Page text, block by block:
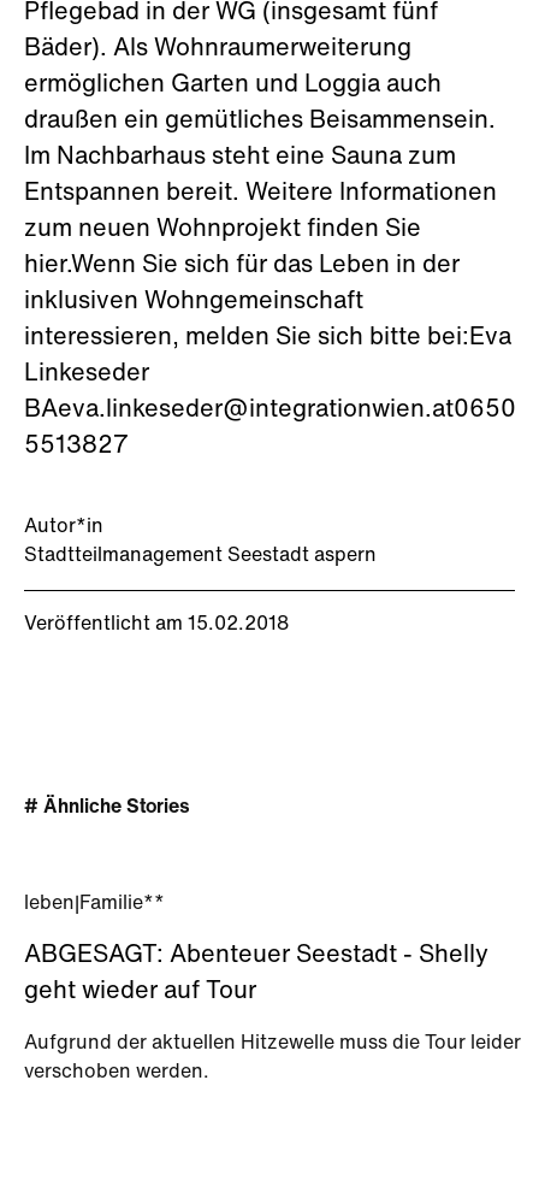
Autor*in
Stadtteilmanagement Seestadt aspern
Veröffentlicht am 15.02.2018
Pflegebad in der WG (insgesamt fünf
Bäder). Als Wohnraumerweiterung
ermöglichen Garten und Loggia auch
draußen ein gemütliches Beisammensein.
Im Nachbarhaus steht eine Sauna zum
Entspannen bereit. Weitere Informationen
zum neuen Wohnprojekt finden Sie
hier.Wenn Sie sich für das Leben in der
inklusiven Wohngemeinschaft
interessieren, melden Sie sich bitte bei:Eva
Linkeseder
BAeva.linkeseder@integrationwien.at0650
5513827
# Ähnliche Stories
leben Familie**
ABGESAGT: Abenteuer Seestadt - Shelly
geht wieder auf Tour
Aufgrund der aktuellen Hitzewelle muss die Tour leider
verschoben werden.